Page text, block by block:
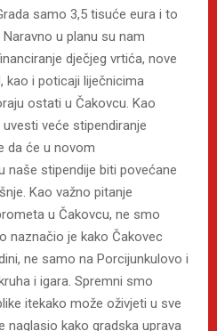
samo 3,5 tisuće eura i to
u planu su nam
dječjeg vrtića, nove
kao i poticaji liječnicima
ostati u Čakovcu. Kao
veće stipendiranje
da će u novom
naše stipendije biti povećane
Kao važno pitanje
u Čakovcu, ne smo
naznačio je kako Čakovec
ne samo na Porcijunkulovo i
i igara. Spremni smo
itekako može oživjeti u sve
naglasio kako gradska uprava